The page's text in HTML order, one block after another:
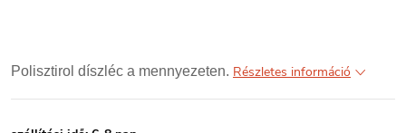
Polisztirol díszléc a mennyezeten. Részletes információ